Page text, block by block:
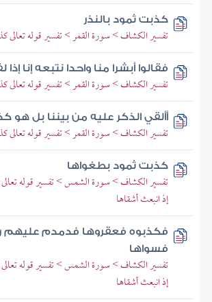
كذبت ثمود بالنذر
تفسير الكشاف > سورة القمر > تفسير قوله تعالى
فقالوا أبشرا منا واحدا نتبعه إنا
تفسير الكشاف > سورة القمر > تفسير قوله تعالى
أألقي الذكر عليه من بيننا بل هو
تفسير الكشاف > سورة القمر > تفسير قوله تعالى
كذبت ثمود بطغواها
تفسير الكشاف > سورة الشمس > تفسير قوله
إذ انبعث أشقاها
فكذبوه فعقروها فدمدم عليهم
فسواها
تفسير الكشاف > سورة الشمس > تفسير قوله
إذ انبعث أشقاها